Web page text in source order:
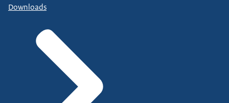
Downloads